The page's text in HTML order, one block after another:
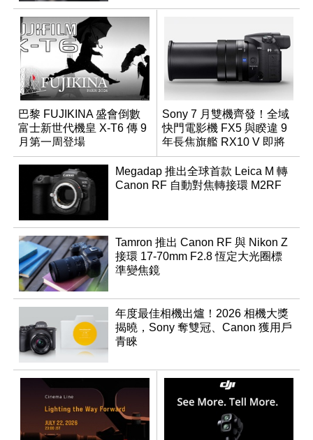
巴黎 FUJIKINA 盛會倒數
富士新世代機皇 X-T6 傳 9
月第一周登場
Sony 7 月雙機齊發！全域
快門電影機 FX5 與睽違 9
年長焦旗艦 RX10 V 即將
登場
Megadap 推出全球首款 Leica M 轉
Canon RF 自動對焦轉接環 M2RF
Tamron 推出 Canon RF 與 Nikon Z
接環 17-70mm F2.8 恆定大光圈標
準變焦鏡
年度最佳相機出爐！2026 相機大獎
揭曉，Sony 奪雙冠、Canon 獲用戶
青睞